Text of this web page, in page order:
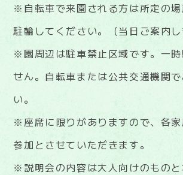
※自転車で来園される方は所定の
駐輪してください。（当日ご案内し
※園周辺は駐車禁止区域です。一
せん。自転車または公共交通機関
い。
※座席に限りがありますので、各
参加とさせていただきます。
※説明会の内容は大人向けのもの